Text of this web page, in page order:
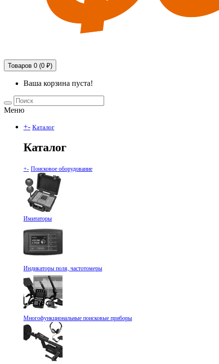
Товаров 0 (0 ₽)
Ваша корзина пуста!
Меню
+- Каталог
Каталог
+- Поисковое оборудование
Имитаторы
Индикаторы поля, частотомеры
Многофункциональные поисковые приборы